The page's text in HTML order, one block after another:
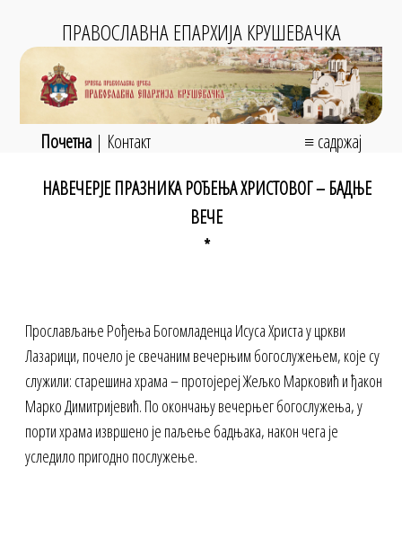
ПРАВОСЛАВНА ЕПАРХИЈА КРУШЕВАЧКА
Почетна| Контакт
≡ садржај
НАВЕЧЕРЈЕ ПРАЗНИКА РОЂЕЊА ХРИСТОВОГ – БАДЊЕ
ВЕЧЕ
*
Прослављање Рођења Богомладенца Исуса Христа у цркви
Лазарици, почело је свечаним вечерњим богослужењем, које су
служили: старешина храма – протојереј Жељко Марковић и ђакон
Марко Димитријевић. По окончању вечерњег богослужења, у
порти храма извршено је паљење бадњака, након чега је
уследило пригодно послужење.